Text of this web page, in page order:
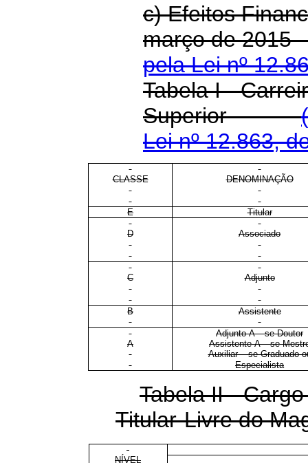
c) Efeitos
março de 2015
pela Lei nº
Tabela I -
Superior
Lei nº 12.863,
CLASSE DENOMINAÇÃO
E Titular
D Associado
C Adjunto
B Assistente
Adjunto-A – se Doutor
A
Assistente-A – se
Auxiliar – se Graduado
Especialista
Tabela II -
Titular-Livre do
NÍVEL